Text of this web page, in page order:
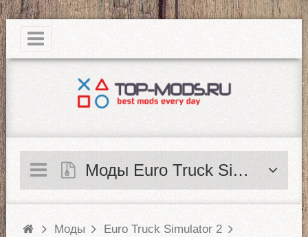
|
Моды Euro Truck Simulator 2
Моды
Euro Truck Simulator 2